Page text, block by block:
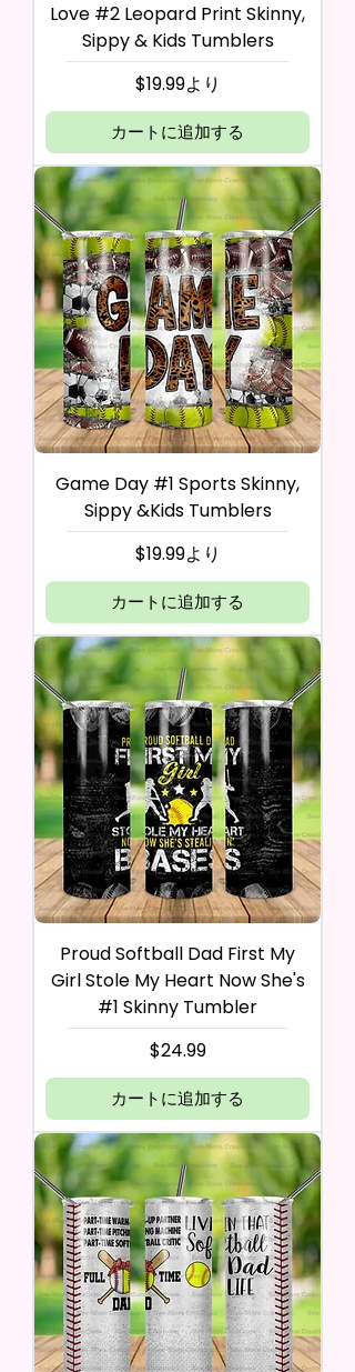
Love #2 Leopard Print Skinny,
Sippy & Kids Tumblers
$19.99より
セール価格
カートに追加する
Game Day #1 Sports Skinny,
Sippy &Kids Tumblers
$19.99より
セール価格
カートに追加する
Proud Softball Dad First My
Girl Stole My Heart Now She's
#1 Skinny Tumbler
価格
$24.99
カートに追加する